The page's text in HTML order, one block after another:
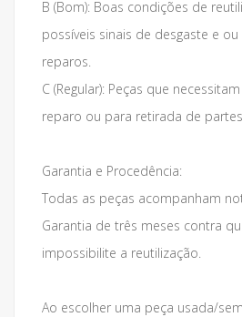
B (Bom): Boas condições de
possíveis sinais de desgaste e
reparos.
C (Regular): Peças que
reparo ou para retirada de
Garantia e Procedência:
Todas as peças acompanham
Garantia de três meses contra
impossibilite a reutilização.
Ao escolher uma peça usada/